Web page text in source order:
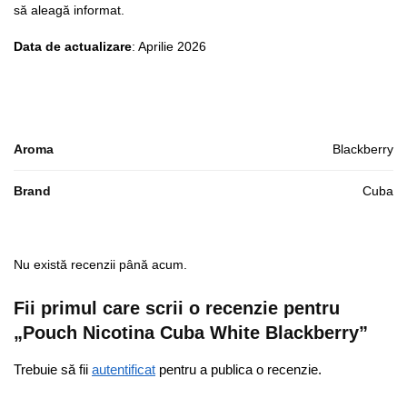
să aleagă informat.
Data de actualizare: Aprilie 2026
Aroma Blackberry
Brand Cuba
Nu există recenzii până acum.
Fii primul care scrii o recenzie pentru
„Pouch Nicotina Cuba White Blackberry”
Trebuie să fii autentificat pentru a publica o recenzie.